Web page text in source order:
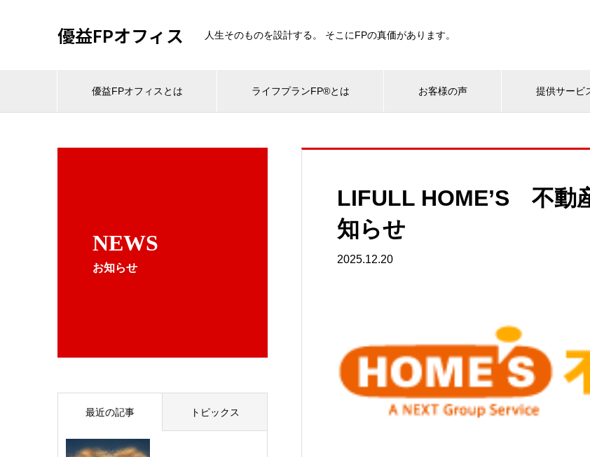
優益FPオフィス 人生そのものを設計する。 そこにFPの真価があります。
優益FPオフィスとは ライフプランFP®とは お客様の声 提供サービ
NEWS
お知らせ
LIFULL HOME’S 不
知らせ
2025.12.20
最近の記事 トピックス